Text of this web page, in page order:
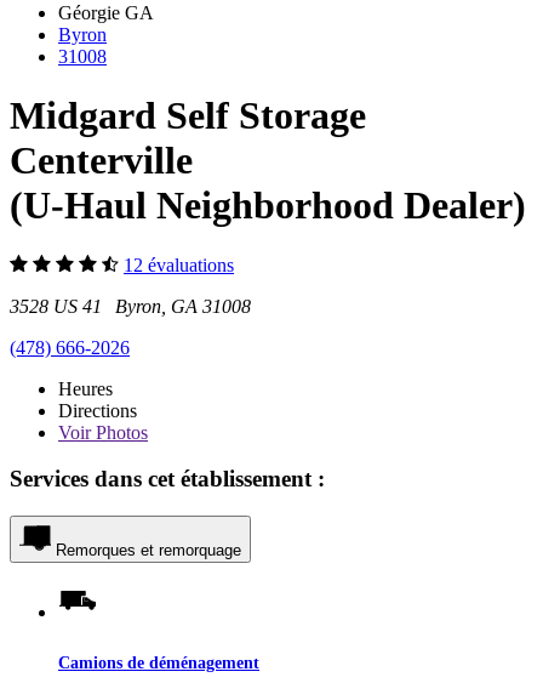
Géorgie GA
Byron
31008
Midgard Self Storage
Centerville
(U-Haul Neighborhood Dealer)
12 évaluations
3528 US 41 Byron, GA 31008
(478) 666-2026
Heures
Directions
VoirPhotos
Services dans cet établissement :
Remorques et remorquage
Camions de déménagement